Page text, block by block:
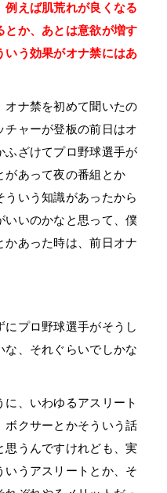
例えば肌荒れが良くなる
とか、あとは意欲が増す
いう効果がオナ禁にはあ
オナ禁を初めて聞いたの
ャーが登板の前日はオ
ふざけてプロ野球選手が
があって夜の番組とか
いう知識があったから
いいのかなと思って、僕
かあった時は、前日オナ
にプロ野球選手がそうし
、それぐらいでしかな
に、いわゆるアスリート
ボクサーとかそういう話
思うんですけれども、実
うアスリートとか、そ